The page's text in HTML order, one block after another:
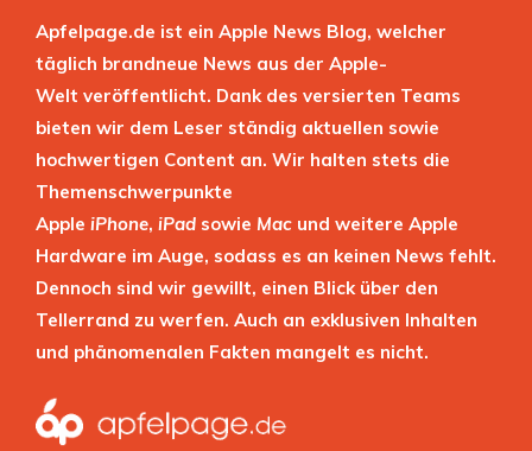
Apfelpage.de ist ein Apple News Blog, welcher
täglich brandneue News aus der Apple-
Welt veröffentlicht. Dank des versierten Teams
bieten wir dem Leser ständig aktuellen sowie
hochwertigen Content an. Wir halten stets die
Themenschwerpunkte
Apple iPhone, iPad sowie Mac und weitere Apple
Hardware im Auge, sodass es an keinen News fehlt.
Dennoch sind wir gewillt, einen Blick über den
Tellerrand zu werfen. Auch an exklusiven Inhalten
und phänomenalen Fakten mangelt es nicht.